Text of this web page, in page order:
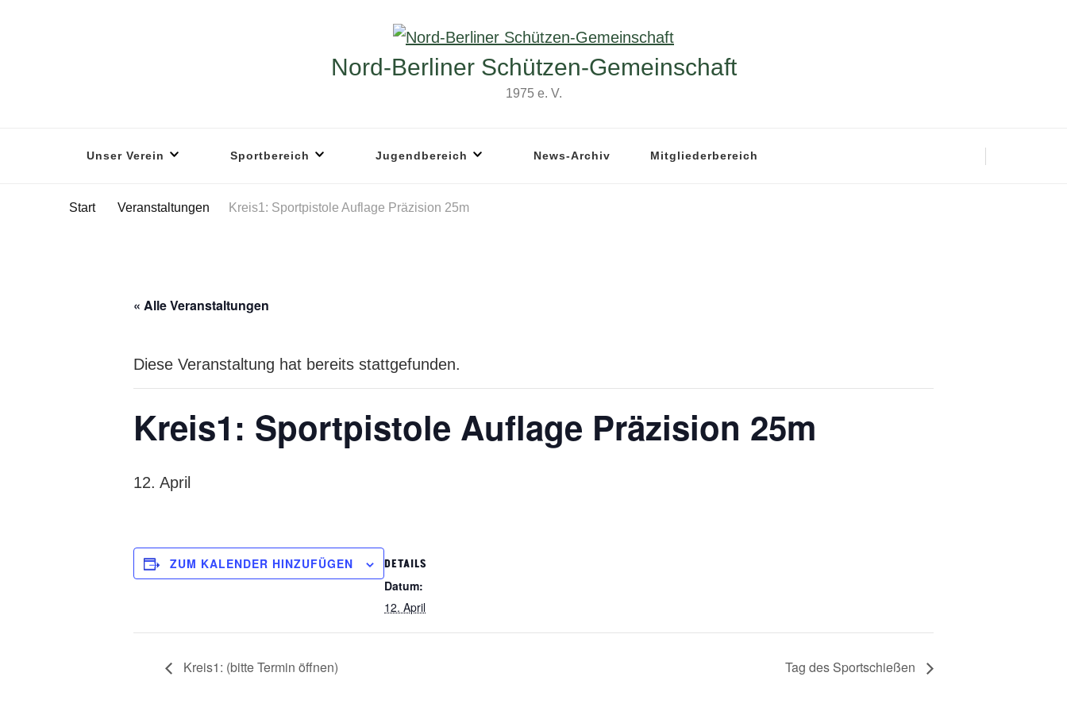
Nord-Berliner Schützen-Gemeinschaft
1975 e. V.
Unser Verein Sportbereich Jugendbereich News-Archiv Mitgliederbereich
Start Veranstaltungen Kreis1: Sportpistole Auflage Präzision 25m
« Alle Veranstaltungen
Diese Veranstaltung hat bereits stattgefunden.
Kreis1: Sportpistole Auflage Präzision 25m
12. April
ZUM KALENDER HINZUFÜGEN DETAILS
Datum:
12. April
Kreis1: (bitte Termin öffnen) Tag des Sportschießen